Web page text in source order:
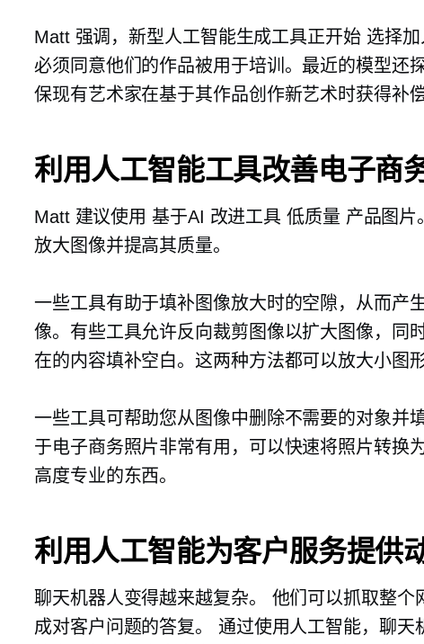
Matt 强调，新型人工智能生成工具正开始 选择加
必须同意他们的作品被用于培训。最近的模型还
保现有艺术家在基于其作品创作新艺术时获得补偿
利用人工智能工具改善电子商
Matt 建议使用 基于AI 改进工具低质量 产品图片
放大图像并提高其质量。
一些工具有助于填补图像放大时的空隙，从而产
像。有些工具允许反向裁剪图像以扩大图像，同
在的内容填补空白。这两种方法都可以放大小图
一些工具可帮助您从图像中删除不需要的对象并
于电子商务照片非常有用，可以快速将照片转换
高度专业的东西。
利用人工智能为客户服务提供
聊天机器人变得越来越复杂。 他们可以抓取整个
成对客户问题的答复。 通过使用人工智能，聊天